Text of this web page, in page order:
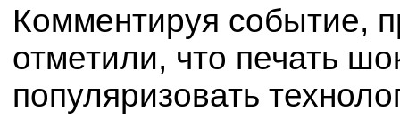
Комментируя событие,
отметили, что печать
популяризовать